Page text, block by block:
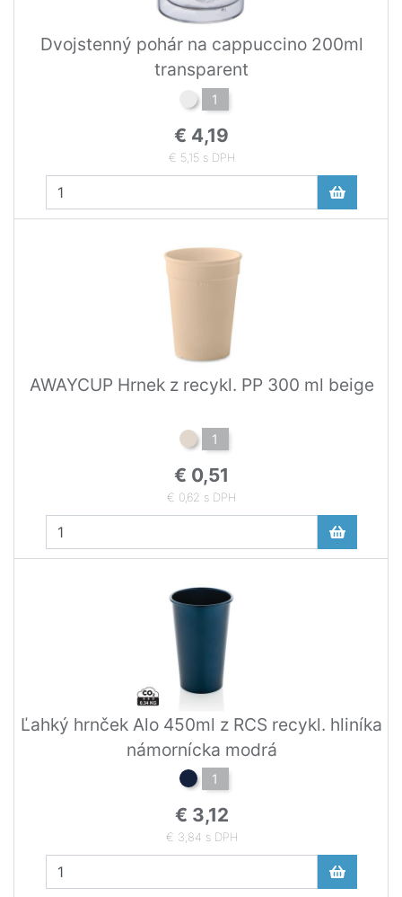
Dvojstenný pohár na cappuccino 200ml
transparent
1
€ 4,19
€ 5,15 s DPH
AWAYCUP Hrnek z recykl. PP 300 ml beige
1
€ 0,51
€ 0,62 s DPH
Ľahký hrnček Alo 450ml z RCS recykl. hliníka
námornícka modrá
1
€ 3,12
€ 3,84 s DPH